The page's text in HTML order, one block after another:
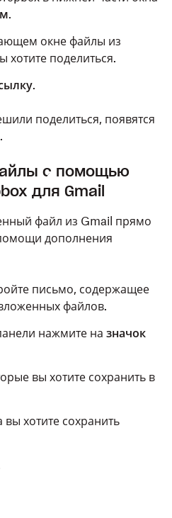
.
окне файлы из
хотите поделиться.
.
поделиться, появятся
с помощью
для Gmail
файл из Gmail прямо
дополнения
письмо, содержащее
файлов.
нажмите на значок
вы хотите сохранить в
хотите сохранить